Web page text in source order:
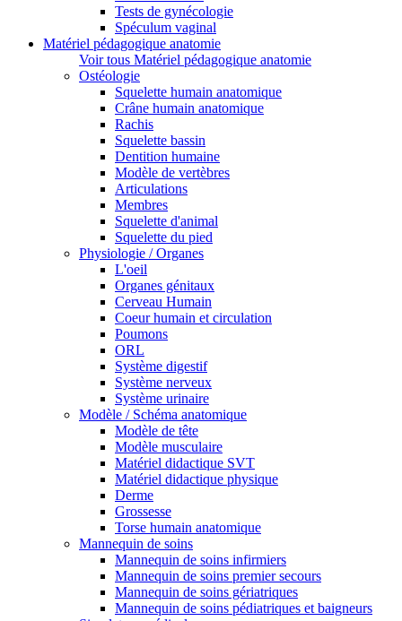
Tests de gynécologie
Spéculum vaginal
Matériel pédagogique anatomie
Voir tous Matériel pédagogique anatomie
Ostéologie
Squelette humain anatomique
Crâne humain anatomique
Rachis
Squelette bassin
Dentition humaine
Modèle de vertèbres
Articulations
Membres
Squelette d'animal
Squelette du pied
Physiologie / Organes
L'oeil
Organes génitaux
Cerveau Humain
Coeur humain et circulation
Poumons
ORL
Système digestif
Système nerveux
Système urinaire
Modèle / Schéma anatomique
Modèle de tête
Modèle musculaire
Matériel didactique SVT
Matériel didactique physique
Derme
Grossesse
Torse humain anatomique
Mannequin de soins
Mannequin de soins infirmiers
Mannequin de soins premier secours
Mannequin de soins gériatriques
Mannequin de soins pédiatriques et baigneurs